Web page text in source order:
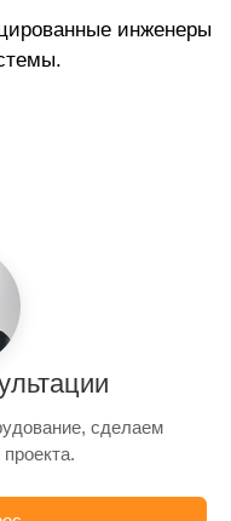
инженеры
сделаем